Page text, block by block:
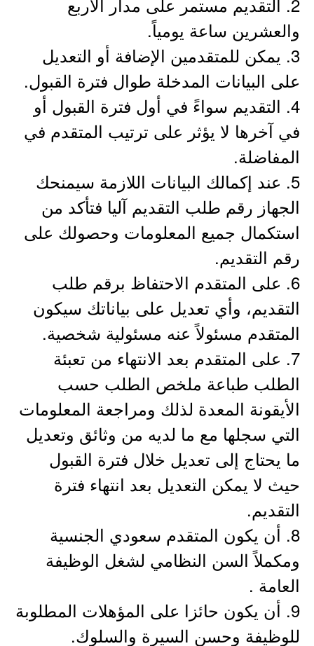
والعشرين ساعة يومياً.
3. يمكن للمتقدمين الإضافة أو التعديل
على البيانات المدخلة طوال فترة القبول.
4. التقديم سواءً في أول فترة القبول أو
في آخرها لا يؤثر على ترتيب المتقدم في
المفاضلة.
5. عند إكمالك البيانات اللازمة سيمنحك
الجهاز رقم طلب التقديم آليا فتأكد من
استكمال جميع المعلومات وحصولك على
رقم التقديم.
6. على المتقدم الاحتفاظ برقم طلب
التقديم، وأي تعديل على بياناتك سيكون
المتقدم مسئولاً عنه مسئولية شخصية.
7. على المتقدم بعد الانتهاء من تعبئة
الطلب طباعة ملخص الطلب حسب
الأيقونة المعدة لذلك ومراجعة المعلومات
التي سجلها مع ما لديه من وثائق وتعديل
ما يحتاج إلى تعديل خلال فترة القبول
حيث لا يمكن التعديل بعد انتهاء فترة
التقديم.
8. أن يكون المتقدم سعودي الجنسية
ومكملاً السن النظامي لشغل الوظيفة
العامة .
9. أن يكون حائزا على المؤهلات المطلوبة
للوظيفة وحسن السيرة والسلوك.